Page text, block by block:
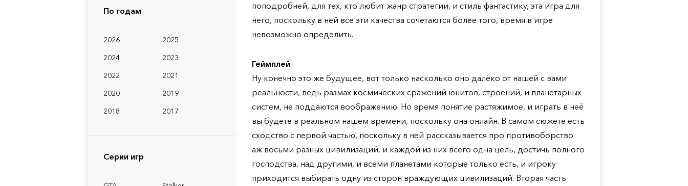
По годам
2026
2025
2024
2023
2022
2021
2020
2019
2018
2017
Серии игр
поподробней, для тех, кто любит жанр стратегии, и стиль фантастику, эта игра для
него, поскольку в ней все эти качества сочетаются более того, время в игре
невозможно определить.
Геймплей
Ну конечно это же будущее, вот только насколько оно далёко от нашей с вами
реальности, ведь размах космических сражений юнитов, строений, и планетарных
систем, не поддаются воображению. Но время понятие растяжимое, и играть в неё
вы будете в реальном нашем времени, поскольку она онлайн. В самом сюжете есть
сходство с первой частью, поскольку в ней рассказывается про противоборство
аж восьми разных цивилизаций, и каждой из них всего одна цель, достичь полного
господства, над другими, и всеми планетами которые только есть, и игроку
приходится выбирать одну из сторон враждующих цивилизаций. Вторая часть